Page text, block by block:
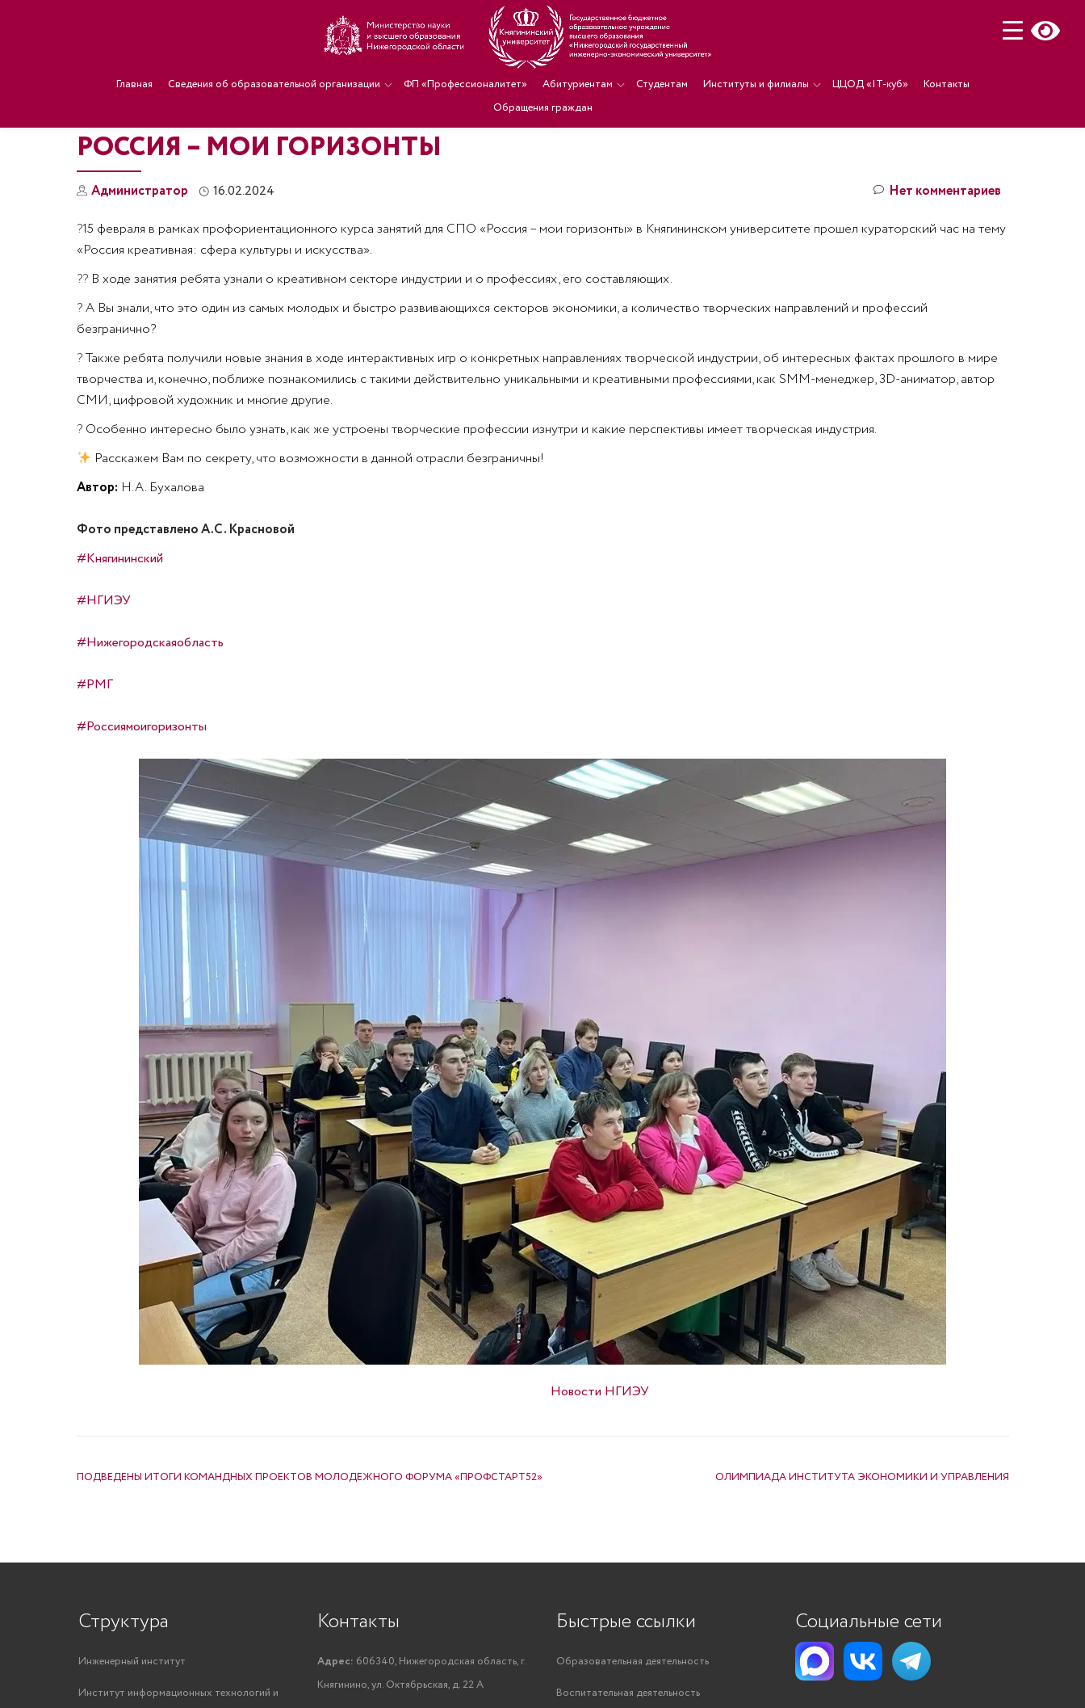
Главная Сведения об образовательной организации ФП «Профессионалитет» Абитуриентам Студентам Институты и филиалы ЦЦОД «IT-куб»
Контакты
Обращения граждан
РОССИЯ – МОИ ГОРИЗОНТЫ
Администратор 16.02.2024 Нет комментариев
?15 февраля в рамках профориентационного курса занятий для СПО «Россия – мои горизонты» в Княгининском университете прошел кураторский час на тему
«Россия креативная: сфера культуры и искусства».
?‍?В ходе занятия ребята узнали о креативном секторе индустрии и о профессиях, его составляющих.
?А Вы знали, что это один из самых молодых и быстро развивающихся секторов экономики, а количество творческих направлений и профессий
безгранично?
?Также ребята получили новые знания в ходе интерактивных игр о конкретных направлениях творческой индустрии, об интересных фактах прошлого в мире
творчества и, конечно, поближе познакомились с такими действительно уникальными и креативными профессиями, как SMM-менеджер, 3D-аниматор, автор
СМИ, цифровой художник и многие другие.
?Особенно интересно было узнать, как же устроены творческие профессии изнутри и какие перспективы имеет творческая индустрия.
Расскажем Вам по секрету, что возможности в данной отрасли безграничны!
Автор: Н.А. Бухалова
Фото представлено А.С. Красновой
#Княгининский
#НГИЭУ
#Нижегородскаяобласть
#РМГ
#Россиямоигоризонты
Новости НГИЭУ
ПОДВЕДЕНЫ ИТОГИ КОМАНДНЫХ ПРОЕКТОВ МОЛОДЕЖНОГО ФОРУМА «ПРОФСТАРТ52» ОЛИМПИАДА ИНСТИТУТА ЭКОНОМИКИ И УПРАВЛЕНИЯ
Структура
Инженерный институт
Институт информационных технологий и
Контакты
Адрес: 606340, Нижегородская область, г.
Княгинино, ул. Октябрьская, д. 22 А
Быстрые ссылки
Образовательная деятельность
Воспитательная деятельность
Социальные сети